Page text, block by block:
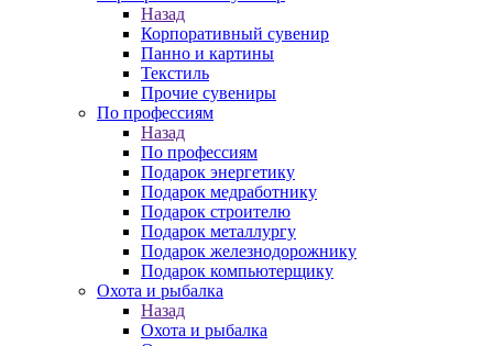
Назад
Корпоративный сувенир
Панно и картины
Текстиль
Прочие сувениры
По профессиям
Назад
По профессиям
Подарок энергетику
Подарок медработнику
Подарок строителю
Подарок металлургу
Подарок железнодорожнику
Подарок компьютерщику
Охота и рыбалка
Назад
Охота и рыбалка